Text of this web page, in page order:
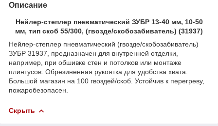
Описание
Нейлер-степлер пневматический ЗУБР 13-40 мм, 10-50
мм, тип скоб 55/300, (гвозде/скобозабиватель) (31937)
Нейлер-степлер пневматический (гвозде/скобозабиватель)
ЗУБР 31937, предназначен для внутренней отделки,
например, при обшивке стен и потолков или монтаже
плинтусов. Обрезиненная рукоятка для удобства хвата.
Большой магазин на 100 гвоздей/скоб. Устойчив к перегреву,
пожаробезопасен.
Скрыть